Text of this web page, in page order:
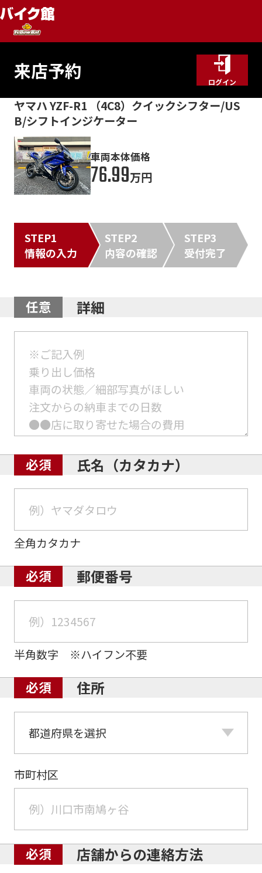
来店予約 ログイン
ヤマハ YZF-R1 （4C8）クイックシフター/US
B/シフトインジケーター
車両本体価格
76.99万円
STEP1
情報の入力
STEP2
内容の確認
STEP3
受付完了
詳細
氏名（カタカナ）
全角カタカナ
郵便番号
半角数字 ※ハイフン不要
住所
市町村区
店舗からの連絡方法